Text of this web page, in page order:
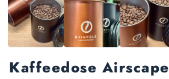
Kaffeedose Airscape